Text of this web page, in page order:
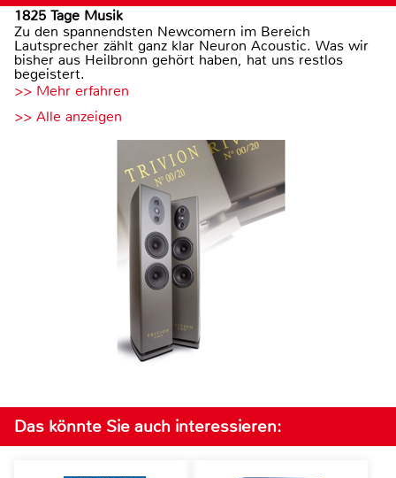
1825 Tage Musik
Zu den spannendsten Newcomern im Bereich
Lautsprecher zählt ganz klar Neuron Acoustic. Was wir
bisher aus Heilbronn gehört haben, hat uns restlos
begeistert.
>> Mehr erfahren
>> Alle anzeigen
Das könnte Sie auch interessieren: